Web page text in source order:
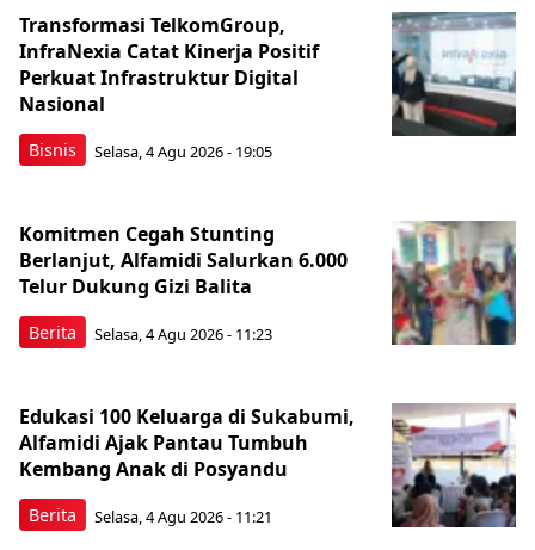
Bisnis
Transformasi TelkomGroup,
InfraNexia Catat Kinerja Positif
Perkuat Infrastruktur Digital
Nasional
Selasa, 4 Agu 2026 - 19:05
Berita
Komitmen Cegah Stunting
Berlanjut, Alfamidi Salurkan 6.000
Telur Dukung Gizi Balita
Selasa, 4 Agu 2026 - 11:23
Berita
Edukasi 100 Keluarga di Sukabumi,
Alfamidi Ajak Pantau Tumbuh
Kembang Anak di Posyandu
Selasa, 4 Agu 2026 - 11:21